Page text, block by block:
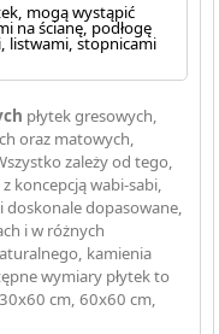
mogą wystąpić
na ścianę, podłogę
listwami, stopnicami
płytek gresowych,
oraz matowych,
zależy od tego,
koncepcją wabi-sabi,
doskonale dopasowane,
i w różnych
kamienia
wymiary płytek to
cm, 60x60 cm,